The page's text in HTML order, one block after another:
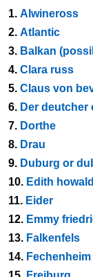
1. Alwineross
2. Atlantic
3. Balkan
4. Clara russ
5. Claus von
6. Der deutcher
7. Dorthe
8. Drau
9. Duburg or
10. Edith
11. Eider
12. Emmy
13. Falkenfels
14. Fechenheim